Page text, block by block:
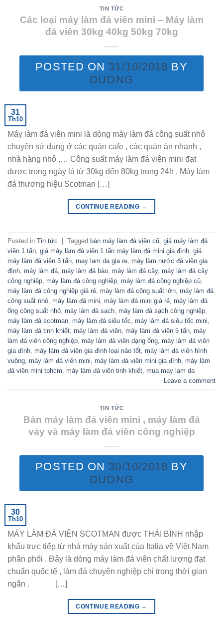
TIN TỨC
Các loại máy làm đá viên mini – Máy làm
đá viên 30kg 40kg 50kg 70kg
POSTED ON 31/10/2018 BY
DUONG
31
Th10
Máy làm đá viên mini là dòng máy làm đá công suất nhỏ
chuyên sử dụng ở các quán cafe , các quán ăn nhanh ,
nhà hàng nhỏ ,… Công suất máy làm đá viên mini đạt
được trong ngày là từ 30kg đến 80kg trong 24h . Máy làm
đá thương hiệu Scotman […]
CONTINUE READING →
Posted in Tin tức | Tagged bán máy làm đá viên cũ giá máy làm đá
viên 1 tấn giá máy làm đá viên 1 tấn máy làm đá mini gia đình giá
máy làm đá viên 3 tấn may lam da gia re máy làm nước đá viên gia
đình máy làm đá máy làm đá bào máy làm đá cây, máy làm đá cây
công nghiệp máy làm đá công nghiệp máy làm đá công nghiệp cũ
máy làm đá công nghiệp giá rẻ máy làm đá công suất lớn máy làm đá
công suất nhỏ máy làm đá mini máy làm đá mini giá rẻ máy làm đá
ống công suất nhỏ máy làm đá sạch máy làm đá sạch công nghiệp
máy làm đá scotman máy làm đá siêu tốc máy làm đá siêu tốc mini
máy làm đá tinh khiết máy làm đá viên máy làm đá viên 5 tấn máy
làm đá viên công nghiệp máy làm đá viên dạng ống máy làm đá viên
gia đình máy làm đá viên gia đình loại nào tốt máy làm đá viên hình
vuông máy làm đá viên mini máy làm đá viên mini gia đình máy làm
đá viên mini tphcm máy làm đá viên tinh khiết mua may lam da
Leave a comment
TIN TỨC
Bán máy làm đá viên mini , máy làm đá
vảy và máy làm đá viên công nghiệp
POSTED ON 30/10/2018 BY
DUONG
30
Th10
MÁY LÀM ĐÁ VIÊN SCOTMAN được THÁI BÌNH nhập
khẩu trực tiếp từ nhà máy sản xuất của Italia về Việt Nam
phân phối . Đây là dòng máy làm đá viên chất lượng đạt
chuẩn quốc tế , làm đá chuyên nghiệp chỉ trong thời gian
ngắn . […]
CONTINUE READING →